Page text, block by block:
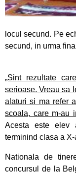
Emoții
Pregătiri cu
Obiectiv
CS
Cooptați
locul secund. Pe
secund, in urma
„Sint rezultate
serioase. Vreau sa
alaturi si ma refer
scoala, care m-au
Acesta este elev
terminind clasa a X-
Nationala de
concursul de la